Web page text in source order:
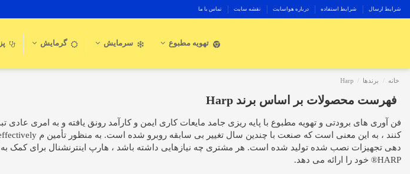
شرایط ارسال شرایط استفاده درباره هواسایت نقشه سایت تماس با ما
تهویه مطبوع سرمایش گرمایش
خانه برندها Harp
فهرست محصولات بر اساس برند Harp
فن آوری های برودتی و تهویه مطبوع با پایه ریزی جامد مایعات کاری ایمن و کارآمد رونق یافته و به امری
دهی تجهیزات نصب شده تولید شده است. هر مشتری چه نیازهایی داشته باشد ، هارپ اینترنشنال برای کمک
HARP® خود را ارائه می دهد.